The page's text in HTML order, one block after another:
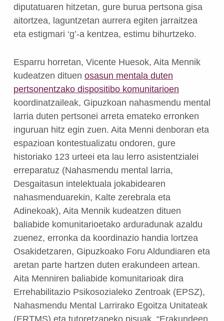
diputatuaren hitzetan, gure burua pertsona gisa
aitortzea, laguntzetan aurrera egiten jarraitzea
eta estigmari ‘g’-a kentzea, estimu bihurtzeko.
Esparru horretan, Vicente Huesok, Aita Mennik
kudeatzen dituen osasun mentala duten
pertsonentzako dispositibo komunitarioen
koordinatzaileak, Gipuzkoan nahasmendu mental
larria duten pertsonei arreta emateko erronken
inguruan hitz egin zuen. Aita Menni denboran eta
espazioan kontestualizatu ondoren, gure
historiako 123 urteei eta lau lerro asistentzialei
erreparatuz (Nahasmendu mental larria,
Desgaitasun intelektuala jokabidearen
nahasmenduarekin, Kalte zerebrala eta
Adinekoak), Aita Mennik kudeatzen dituen
baliabide komunitarioetako arduradunak azaldu
zuenez, erronka da koordinazio handia lortzea
Osakidetzaren, Gipuzkoako Foru Aldundiaren eta
aretan parte hartzen duten erakundeen artean.
Aita Menniren baliabide komunitarioak dira
Errehabilitazio Psikosozialeko Zentroak (EPSZ),
Nahasmendu Mental Larrirako Egoitza Unitateak
(ERTMS) eta tutoretzapeko pisuak. “Erakundeen